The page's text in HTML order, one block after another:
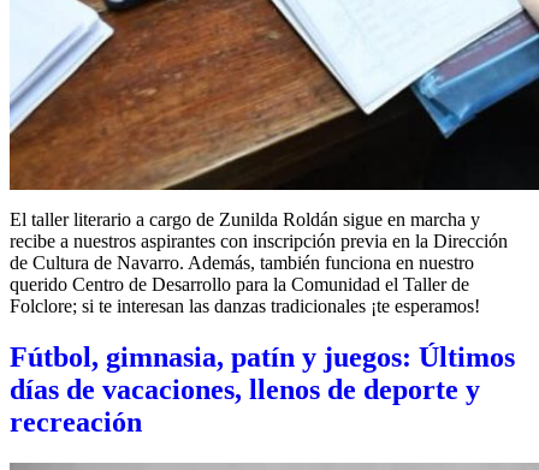
El taller literario a cargo de Zunilda Roldán sigue en marcha y
recibe a nuestros aspirantes con inscripción previa en la Dirección
de Cultura de Navarro. Además, también funciona en nuestro
querido Centro de Desarrollo para la Comunidad el Taller de
Folclore; si te interesan las danzas tradicionales ¡te esperamos!
Fútbol, gimnasia, patín y juegos: Últimos
días de vacaciones, llenos de deporte y
recreación